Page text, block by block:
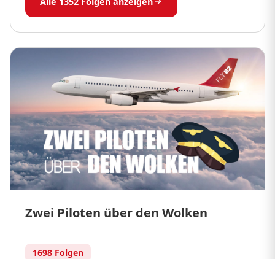
Zwei Piloten über den Wolken
1698 Folgen